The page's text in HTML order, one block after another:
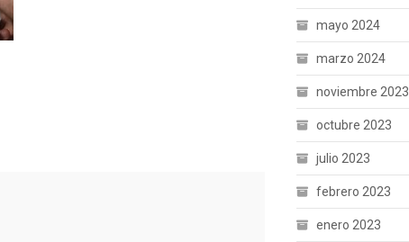
mayo 2024
marzo 2024
noviembre 2023
octubre 2023
julio 2023
febrero 2023
enero 2023